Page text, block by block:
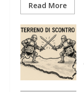
Read More